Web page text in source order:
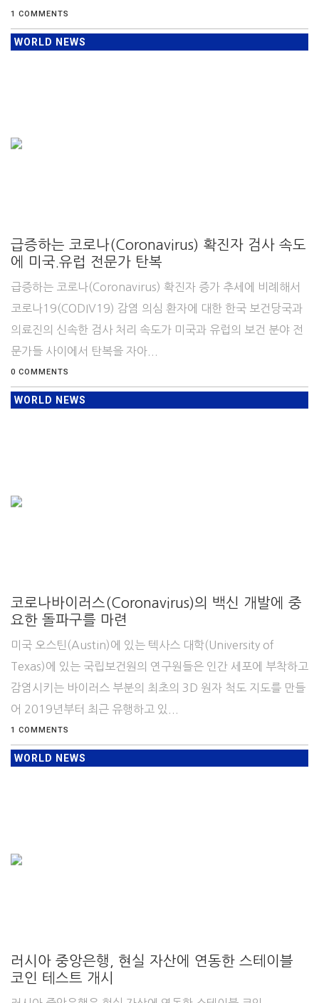
1 COMMENTS
WORLD NEWS
급증하는 코로나(Coronavirus) 확진자 검사 속도
에 미국.유럽 전문가 탄복
급증하는 코로나(Coronavirus) 확진자 증가 추세에 비례해서
코로나19(CODIV19) 감염 의심 환자에 대한 한국 보건당국과
의료진의 신속한 검사 처리 속도가 미국과 유럽의 보건 분야 전
문가들 사이에서 탄복을 자아...
0 COMMENTS
WORLD NEWS
코로나바이러스(Coronavirus)의 백신 개발에 중
요한 돌파구를 마련
미국 오스틴(Austin)에 있는 텍사스 대학(University of
Texas)에 있는 국립보건원의 연구원들은 인간 세포에 부착하고
감염시키는 바이러스 부분의 최초의 3D 원자 척도 지도를 만들
어 2019년부터 최근 유행하고 있...
1 COMMENTS
WORLD NEWS
러시아 중앙은행, 현실 자산에 연동한 스테이블
코인 테스트 개시